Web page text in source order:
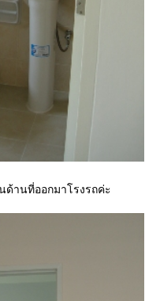
ด้านที่ออกมาโรงรถค่ะ